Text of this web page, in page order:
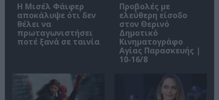
Η Μισέλ Φάιφερ
αποκάλυψε ότι δεν
θέλει να
πρωταγωνιστήσει
ποτέ ξανά σε ταινία
Προβολές με
ελεύθερη είσοδο
στον Θερινό
Δημοτικό
Κινηματογράφο
Αγίας Παρασκευής |
10-16/8